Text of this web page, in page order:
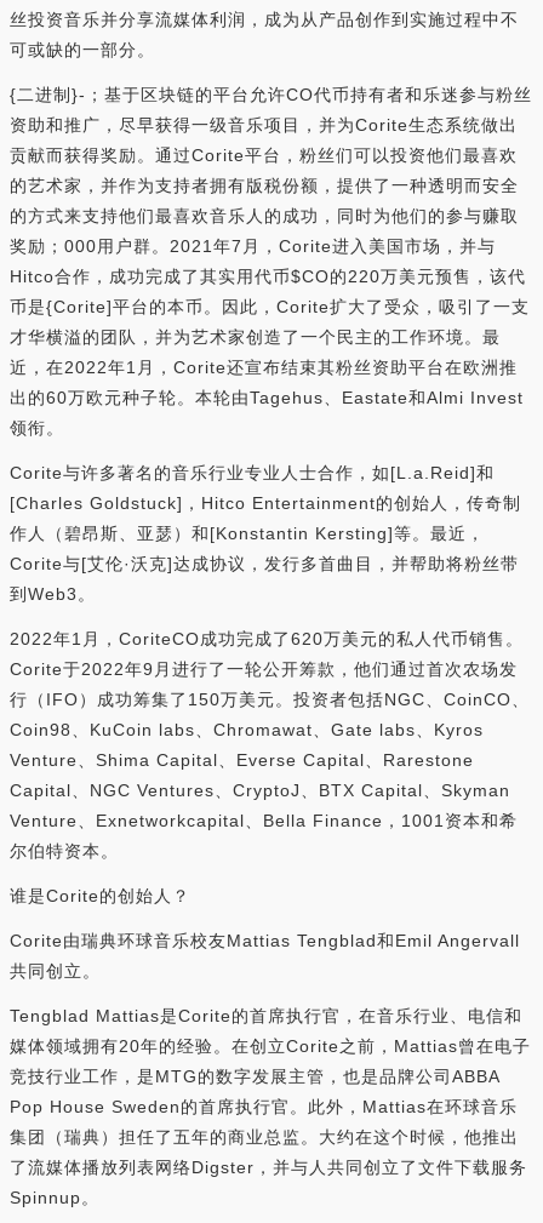
丝投资音乐并分享流媒体利润，成为从产品创作到实施过程中不
可或缺的一部分。
{二进制}-；基于区块链的平台允许CO代币持有者和乐迷参与粉丝
资助和推广，尽早获得一级音乐项目，并为Corite生态系统做出
贡献而获得奖励。通过Corite平台，粉丝们可以投资他们最喜欢
的艺术家，并作为支持者拥有版税份额，提供了一种透明而安全
的方式来支持他们最喜欢音乐人的成功，同时为他们的参与赚取
奖励；000用户群。2021年7月，Corite进入美国市场，并与
Hitco合作，成功完成了其实用代币$CO的220万美元预售，该代
币是{Corite]平台的本币。因此，Corite扩大了受众，吸引了一支
才华横溢的团队，并为艺术家创造了一个民主的工作环境。最
近，在2022年1月，Corite还宣布结束其粉丝资助平台在欧洲推
出的60万欧元种子轮。本轮由Tagehus、Eastate和Almi Invest
领衔。
Corite与许多著名的音乐行业专业人士合作，如[L.a.Reid]和
[Charles Goldstuck]，Hitco Entertainment的创始人，传奇制
作人（碧昂斯、亚瑟）和[Konstantin Kersting]等。最近，
Corite与[艾伦·沃克]达成协议，发行多首曲目，并帮助将粉丝带
到Web3。
2022年1月，CoriteCO成功完成了620万美元的私人代币销售。
Corite于2022年9月进行了一轮公开筹款，他们通过首次农场发
行（IFO）成功筹集了150万美元。投资者包括NGC、CoinCO、
Coin98、KuCoin labs、Chromawat、Gate labs、Kyros
Venture、Shima Capital、Everse Capital、Rarestone
Capital、NGC Ventures、CryptoJ、BTX Capital、Skyman
Venture、Exnetworkcapital、Bella Finance，1001资本和希
尔伯特资本。
谁是Corite的创始人？
Corite由瑞典环球音乐校友Mattias Tengblad和Emil Angervall
共同创立。
Tengblad Mattias是Corite的首席执行官，在音乐行业、电信和
媒体领域拥有20年的经验。在创立Corite之前，Mattias曾在电子
竞技行业工作，是MTG的数字发展主管，也是品牌公司ABBA
Pop House Sweden的首席执行官。此外，Mattias在环球音乐
集团（瑞典）担任了五年的商业总监。大约在这个时候，他推出
了流媒体播放列表网络Digster，并与人共同创立了文件下载服务
Spinnup。